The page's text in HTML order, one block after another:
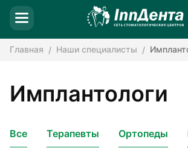
Главная Наши специалисты
Имплантологи
Все Терапевты Ортопеды